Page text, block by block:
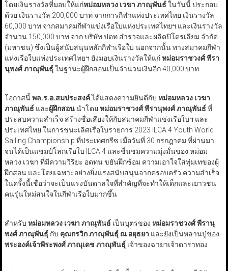
โดยเงินรางวัลที่มอบให้แก่หม่อมหลวง เวฆา ภาณุพันธ์ ในวันนี้ ประกอบ
ด้วย เงินรางวัล 200,000 บาท จากการกีฬาแห่งประเทศไทย เงินรางวัล
60,000 บาท จากสมาคมกีฬาแข่งเรือใบแห่งประเทศไทยฯ และเงินรางวัล
จำนวน 150,000 บาท จาก บริษัท ปตท.สำรวจและผลิตปิโตรเลียม จำกัด
(มหาชน) ซึ่งเป็นผู้สนับสนุนหลักกีฬาเรือใบ นอกจากนั้น ทางสมาคมกีฬา
แห่งเรือใบแห่งประเทศไทยฯ ยังมอบเงินรางวัลให้แก่หม่อมราชวงศ์ พีรา
นุพงศ์ ภาณุพันธุ์ ในฐานะผู้ฝึกสอนเป็นจำนวนเงินอีก 40,000 บาท
โอกาสนี้พล.ร.อ.สมประสงค์ได้แสดงความยินดีกับ หม่อมหลวง เวฆา
ภาณุพันธ์ และผู้ฝึกสอนนำโดย หม่อมราชวงศ์ พีรานุพงศ์ ภาณุพันธ์ ที่
ประสบความสำเร็จ สร้างชื่อเสียงให้กับสมาคมกีฬาแข่งเรือใบฯ และ
ประเทศไทย ในการชนะเลิศเรือใบรายการ 2023 ILCA 4 Youth World
Sailing Championship ที่ประเทศกรีซ เมื่อวันที่ 30 กรกฎาคม ที่ผ่านมา
จนได้เป็นแชมป์โลกเรือใบ ILCA 4 และชื่นชมความมุ่งมั่นของ หม่อม
หลวง เวฆา ที่มีความวิริยะ อดทน ขยันฝึกซ้อม ความเอาใจใส่ทุ่มเทของผู้
ฝึกสอน และโดยเฉพาะอย่างยิ่งแรงสนับสนุนจากครอบครัว ความสำเร็จ
ในครั้งนี้เชื่อว่าจะเป็นแรงบันดาลใจที่สำคัญที่จะทำให้เด็กและเยาวชน
คนรุ่นใหม่สนใจในกีฬาเรือใบมากขึ้น
สำหรับ หม่อมหลวง เวฆา ภาณุพันธ์ เป็นบุตรของ หม่อมราชวงศ์ พีรานุ
พงศ์ ภาณุพันธุ์ กับ คุณกรวิก ภาณุพันธุ์ ณ อยุธยา และยังเป็นหลานปู่ของ
พระองค์เจ้าพีระพงศ์ ภาณุเดช ภาณุพันธุ์ เจ้าของฉายาเจ้าดาราทอง